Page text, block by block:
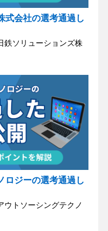
式会社の選考通過し
鉄ソリューションズ株
ロジーの選考通過し
ウトソーシングテクノ